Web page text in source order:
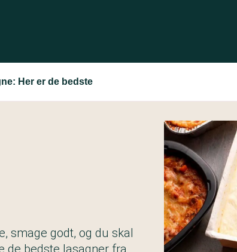
Her er de bedste
smage godt, og du skal